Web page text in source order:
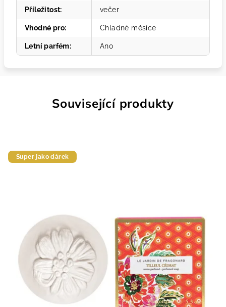
Příležitost: večer
Vhodné pro: Chladné měsíce
Letní parfém: Ano
Související produkty
Super jako dárek